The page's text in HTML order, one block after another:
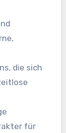
die sich
für